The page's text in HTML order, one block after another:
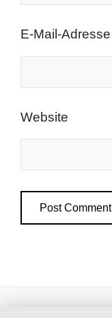
E-Mail-Adresse
Website